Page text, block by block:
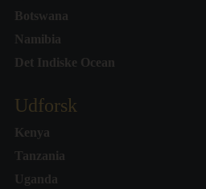
Botswana
Namibia
Det Indiske Ocean
Udforsk
Kenya
Tanzania
Uganda